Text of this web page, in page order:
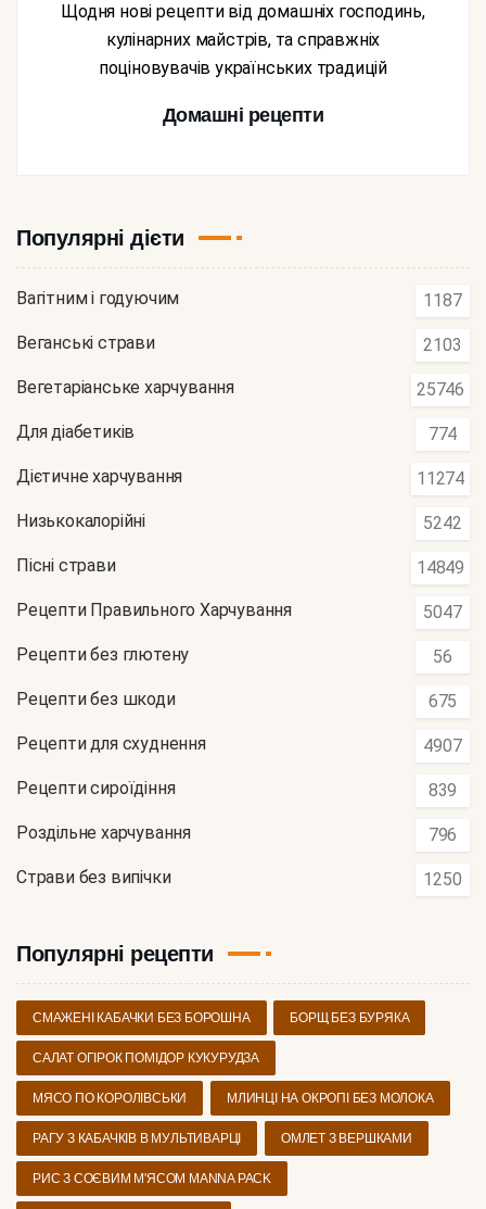
Щодня нові рецепти від домашніх господинь,
кулінарних майстрів, та справжніх
поціновувачів українських традицій
Домашні рецепти
Популярні дієти
Вагітним і годуючим 1187
Веганські страви 2103
Вегетаріанське харчування 25746
Для діабетиків 774
Дієтичне харчування 11274
Низькокалорійні 5242
Пісні страви 14849
Рецепти Правильного Харчування 5047
Рецепти без глютену 56
Рецепти без шкоди 675
Рецепти для схуднення 4907
Рецепти сироїдіння 839
Роздільне харчування 796
Страви без випічки 1250
Популярні рецепти
СМАЖЕНІ КАБАЧКИ БЕЗ БОРОШНА БОРЩ БЕЗ БУРЯКА
САЛАТ ОГІРОК ПОМІДОР КУКУРУДЗА
МЯСО ПО КОРОЛІВСЬКИ МЛИНЦІ НА ОКРОПІ БЕЗ МОЛОКА
РАГУ З КАБАЧКІВ В МУЛЬТИВАРЦІ ОМЛЕТ З ВЕРШКАМИ
РИС З СОЄВИМ М'ЯСОМ MANNA PACK